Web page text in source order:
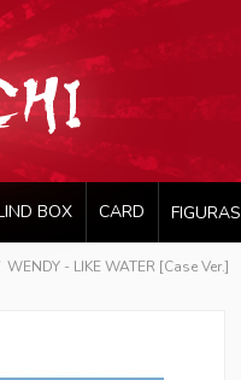
BOX CARD FIGURAS
WENDY - LIKE WATER [Case Ver.]